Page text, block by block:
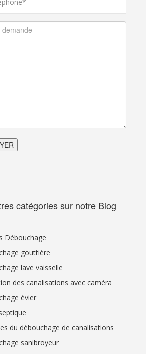
catégories sur notre Blog
Débouchage
gouttière
lave vaisselle
des canalisations avec caméra
évier
du débouchage de canalisations
sanibroyeur